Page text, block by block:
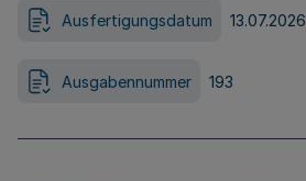
Ausfertigungsdatum 13.07.2026
Ausgabennummer 193